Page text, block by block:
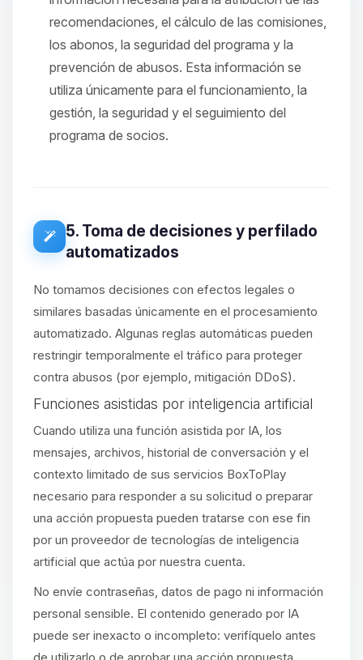
recomendaciones, el cálculo de las comisiones,
los abonos, la seguridad del programa y la
prevención de abusos. Esta información se
utiliza únicamente para el funcionamiento, la
gestión, la seguridad y el seguimiento del
programa de socios.
5. Toma de decisiones y perfilado
automatizados
No tomamos decisiones con efectos legales o
similares basadas únicamente en el procesamiento
automatizado. Algunas reglas automáticas pueden
restringir temporalmente el tráfico para proteger
contra abusos (por ejemplo, mitigación DDoS).
Funciones asistidas por inteligencia artificial
Cuando utiliza una función asistida por IA, los
mensajes, archivos, historial de conversación y el
contexto limitado de sus servicios BoxToPlay
necesario para responder a su solicitud o preparar
una acción propuesta pueden tratarse con ese fin
por un proveedor de tecnologías de inteligencia
artificial que actúa por nuestra cuenta.
No envíe contraseñas, datos de pago ni información
personal sensible. El contenido generado por IA
puede ser inexacto o incompleto: verifíquelo antes